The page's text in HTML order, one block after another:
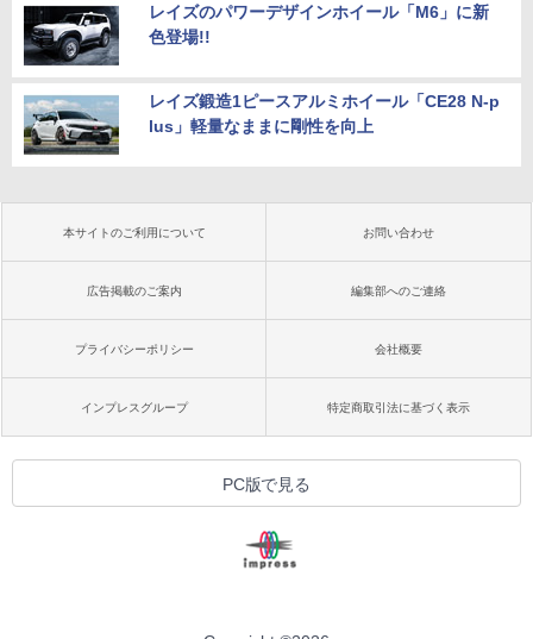
レイズのパワーデザインホイール「M6」に新
色登場!!
レイズ鍛造1ピースアルミホイール「CE28 N-p
lus」軽量なままに剛性を向上
本サイトのご利用について お問い合わせ
広告掲載のご案内 編集部へのご連絡
プライバシーポリシー 会社概要
インプレスグループ 特定商取引法に基づく表示
PC版で見る